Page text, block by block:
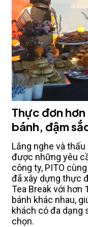
Thực đơn hơn
bánh, đậm
Lắng nghe và thấu
được những yêu
công ty, PITO
đã xây dựng thực
Tea Break với hơn
bánh khác nhau,
khách có đa dạng
chọn.